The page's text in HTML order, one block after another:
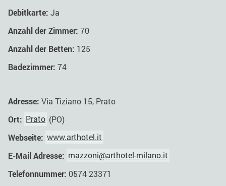
Debitkarte: Ja
Anzahl der Zimmer: 70
Anzahl der Betten: 125
Badezimmer: 74
Adresse: Via Tiziano 15, Prato
Ort: Prato (PO)
Webseite: www.arthotel.it
E-Mail Adresse: mazzoni@arthotel-milano.it
Telefonnummer: 0574 23371